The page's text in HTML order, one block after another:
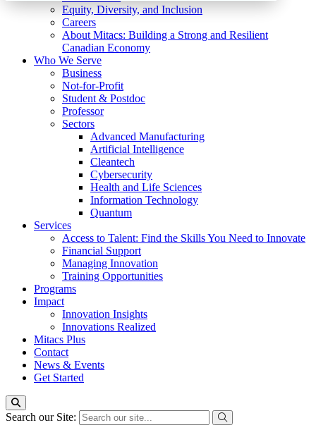
Equity, Diversity, and Inclusion
Careers
About Mitacs: Building a Strong and Resilient
Canadian Economy
Who We Serve
Business
Not-for-Profit
Student & Postdoc
Professor
Sectors
Advanced Manufacturing
Artificial Intelligence
Cleantech
Cybersecurity
Health and Life Sciences
Information Technology
Quantum
Services
Access to Talent: Find the Skills You Need to Innovate
Financial Support
Managing Innovation
Training Opportunities
Programs
Impact
Innovation Insights
Innovations Realized
Mitacs Plus
Contact
News & Events
Get Started
Search our Site: